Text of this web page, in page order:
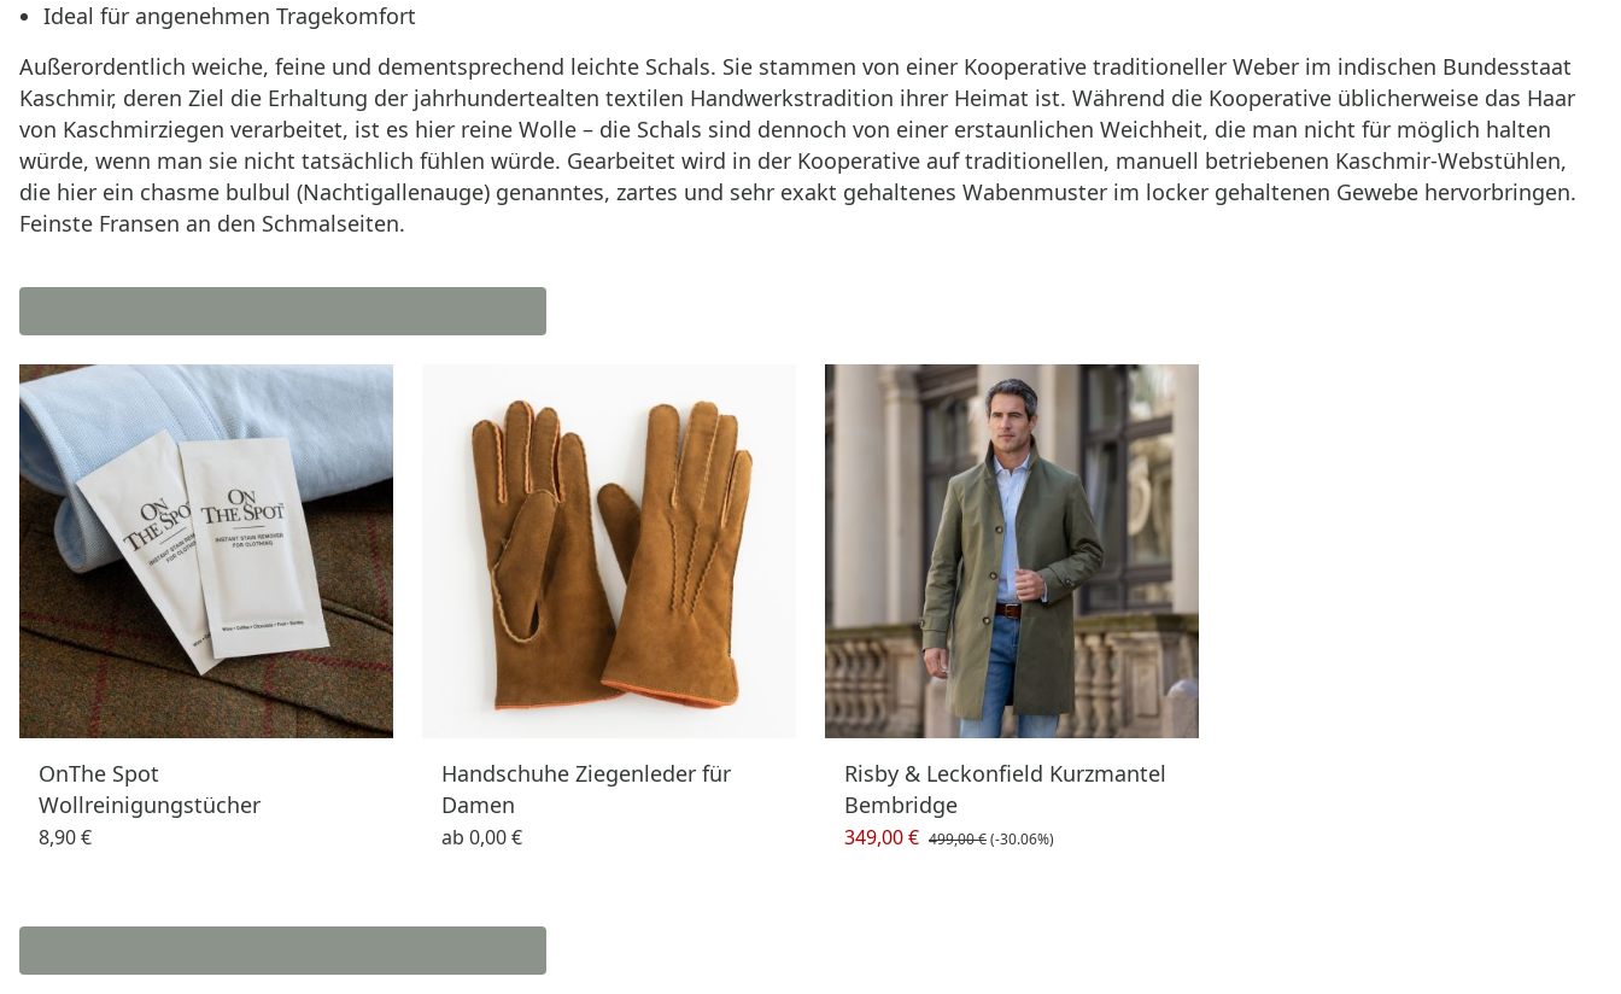
Ideal für angenehmen Tragekomfort
Außerordentlich weiche, feine und dementsprechend leichte Schals. Sie stammen von einer Kooperative traditioneller Weber im indischen Bundesstaat
Kaschmir, deren Ziel die Erhaltung der jahrhundertealten textilen Handwerkstradition ihrer Heimat ist. Während die Kooperative üblicherweise das Haar
von Kaschmirziegen verarbeitet, ist es hier reine Wolle – die Schals sind dennoch von einer erstaunlichen Weichheit, die man nicht für möglich halten
würde, wenn man sie nicht tatsächlich fühlen würde. Gearbeitet wird in der Kooperative auf traditionellen, manuell betriebenen Kaschmir-Webstühlen,
die hier ein chasme bulbul (Nachtigallenauge) genanntes, zartes und sehr exakt gehaltenes Wabenmuster im locker gehaltenen Gewebe hervorbringen.
Feinste Fransen an den Schmalseiten.
OnThe Spot
Wollreinigungstücher
8,90 €
Handschuhe Ziegenleder für
Damen
ab 0,00 €
Risby & Leckonfield Kurzmantel
Bembridge
349,00 € 499,00 €(-30.06%)